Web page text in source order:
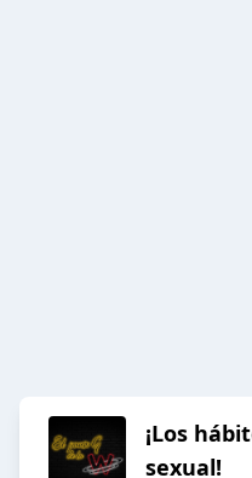
¡Los
sexual!